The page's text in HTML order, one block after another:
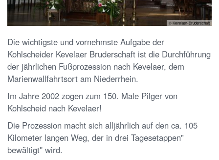
© Kevelaer-Bruderschaft
Die wichtigste und vornehmste Aufgabe der
Kohlscheider Kevelaer Bruderschaft ist die Durchführung
der jährlichen Fußprozession nach Kevelaer, dem
Marienwallfahrtsort am Niederrhein.
Im Jahre 2002 zogen zum 150. Male Pilger von
Kohlscheid nach Kevelaer!
Die Prozession macht sich alljährlich auf den ca. 105
Kilometer langen Weg, der in drei Tagesetappen"
bewältigt'' wird.